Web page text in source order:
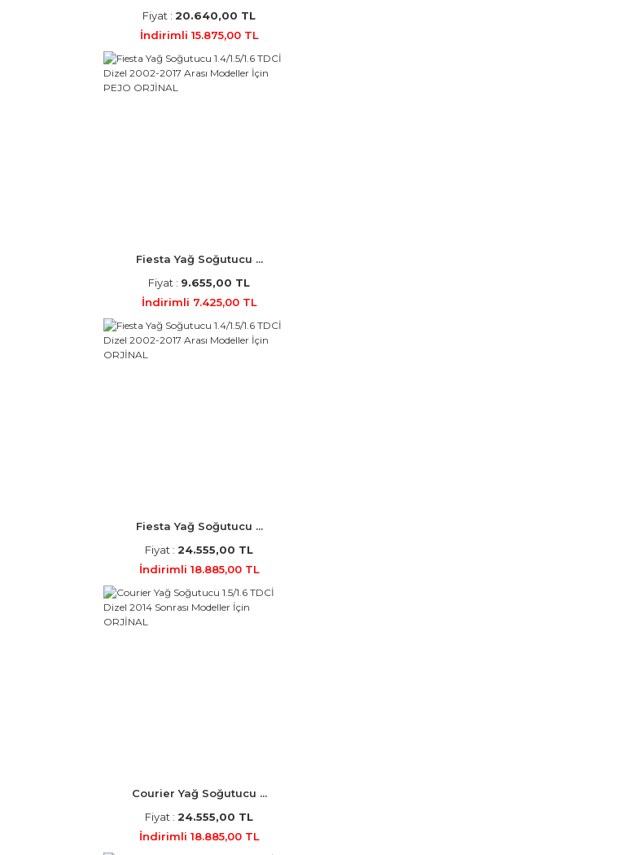
Fiyat : 20.640,00 TL
İndirimli 15.875,00 TL
Fiesta Yağ Soğutucu ...
Fiyat : 9.655,00 TL
İndirimli 7.425,00 TL
Fiesta Yağ Soğutucu ...
Fiyat : 24.555,00 TL
İndirimli 18.885,00 TL
Courier Yağ Soğutucu ...
Fiyat : 24.555,00 TL
İndirimli 18.885,00 TL